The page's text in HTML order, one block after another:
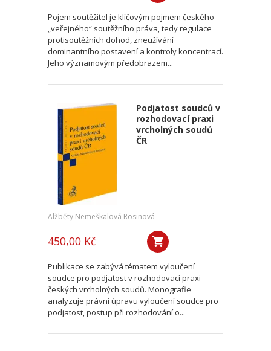
Pojem soutěžitel je klíčovým pojmem českého
„veřejného“ soutěžního práva, tedy regulace
protisoutěžních dohod, zneužívání
dominantního postavení a kontroly koncentrací.
Jeho významovým předobrazem...
Podjatost soudců v
rozhodovací praxi
vrcholných soudů
ČR
Alžběty Nemeškalová Rosinová
450,00 Kč
Publikace se zabývá tématem vyloučení
soudce pro podjatost v rozhodovací praxi
českých vrcholných soudů. Monografie
analyzuje právní úpravu vyloučení soudce pro
podjatost, postup při rozhodování o...